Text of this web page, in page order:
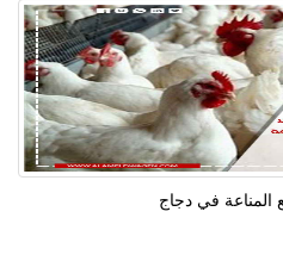
المناعة في دجاج